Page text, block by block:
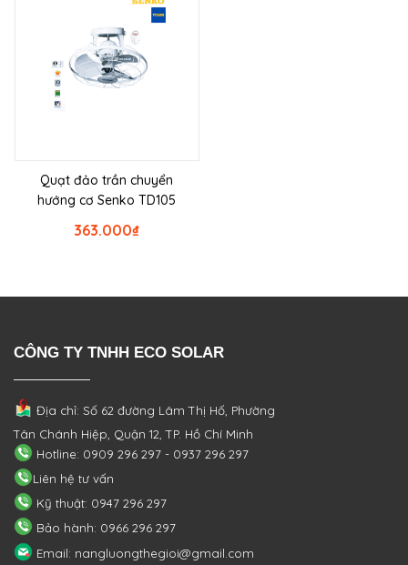
Quạt đảo trần chuyển
hướng cơ Senko TD105
₫
363.000
CÔNG TY TNHH ECO SOLAR
Địa chỉ: Số 62 đường Lâm Thị Hố, Phường
Tân Chánh Hiệp, Quận 12, TP. Hồ Chí Minh
Hotline: 0909 296 297 - 0937 296 297
Liên hệ tư vấn
Kỹ thuật: 0947 296 297
Bảo hành: 0966 296 297
Email: nangluongthegioi@gmail.com